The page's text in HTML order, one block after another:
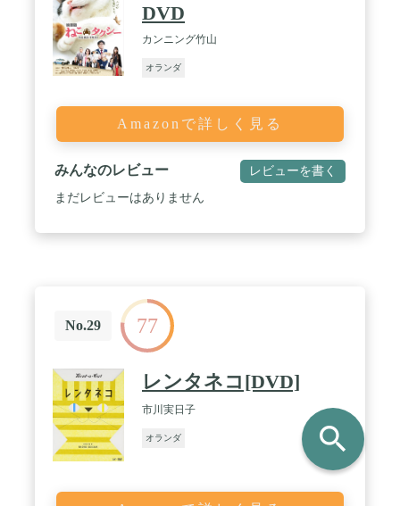
DVD
カンニング竹山
オランダ
Amazonで詳しく見る
みんなのレビュー レビューを書く
まだレビューはありません
No.29 77
レンタネコ[DVD]
市川実日子
オランダ search